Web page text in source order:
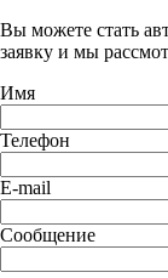
Вы можете стать
заявку и мы
Имя
Телефон
E-mail
Сообщение